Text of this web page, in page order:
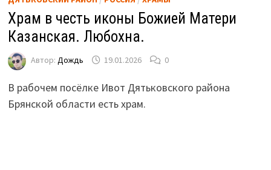
Храм в честь иконы Божией Матери
Казанская. Любохна.
Автор: Дождь 19.01.2026 0
В рабочем посёлке Ивот Дятьковского района
Брянской области есть храм.